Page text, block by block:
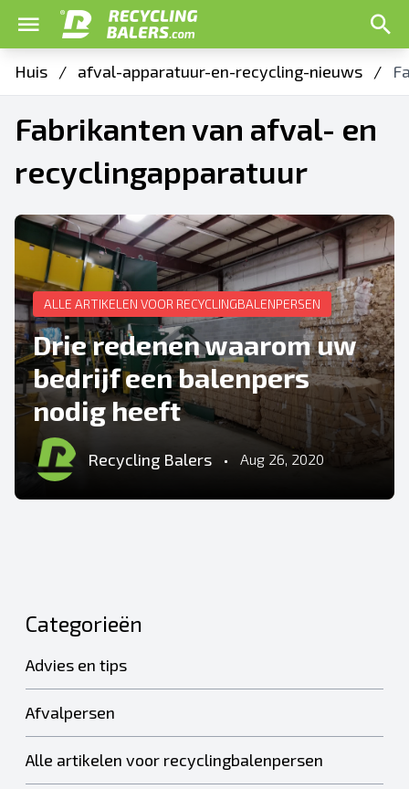
Huis / afval-apparatuur-en-recycling-nieuws /
Fabrikanten van afval- en
recyclingapparatuur
ALLE ARTIKELEN VOOR RECYCLINGBALENPERSEN
Drie redenen waarom uw
bedrijf een balenpers
nodig heeft
Recycling Balers • Aug 26, 2020
Categorieën
Advies en tips
Afvalpersen
Alle artikelen voor recyclingbalenpersen